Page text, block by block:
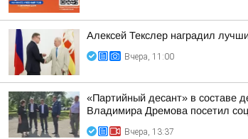
Алексей Текслер наградил
Вчера, 11:00
«Партийный десант» в составе
Владимира Дремова посетил
Вчера, 13:37